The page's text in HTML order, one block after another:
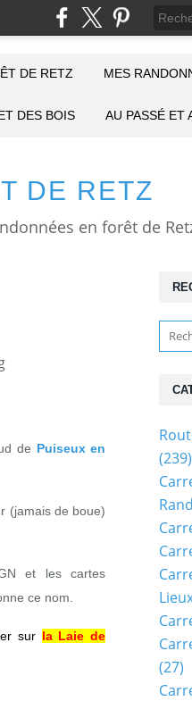
DE RETZ
DE RETZ MES
DES BOIS AU PASSÉ ET
de Puiseux en
(jamais de boue)
et les cartes
ce nom.
sur la Laie de
(239)
(27)